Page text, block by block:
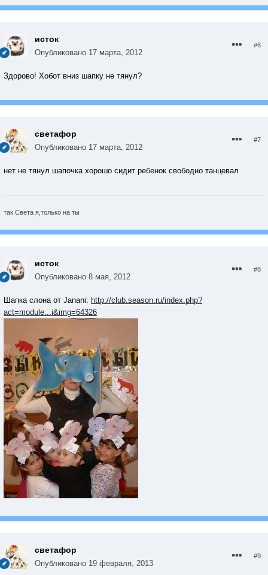
исток
Опубликовано 17 марта, 2012
#6
Здорово! Хобот вниз шапку не тянул?
светафор
Опубликовано 17 марта, 2012
#7
нет не тянул шапочка хорошо сидит ребенок свободно танцевал
так Света я,только на ты
исток
Опубликовано 8 мая, 2012
#8
Шапка слона от Janani: http://club.season.ru/index.php?
act=module...i&img=64326
светафор
Опубликовано 19 февраля, 2013
#9